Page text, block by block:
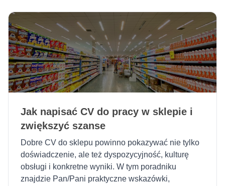
Przykłady
CV
Darmowe
Narzędzia
Stwórz
CV
Jak napisać CV do pracy w sklepie i
zwiększyć szanse
Dobre CV do sklepu powinno pokazywać nie tylko
doświadczenie, ale też dyspozycyjność, kulturę
obsługi i konkretne wyniki. W tym poradniku
znajdzie Pan/Pani praktyczne wskazówki,